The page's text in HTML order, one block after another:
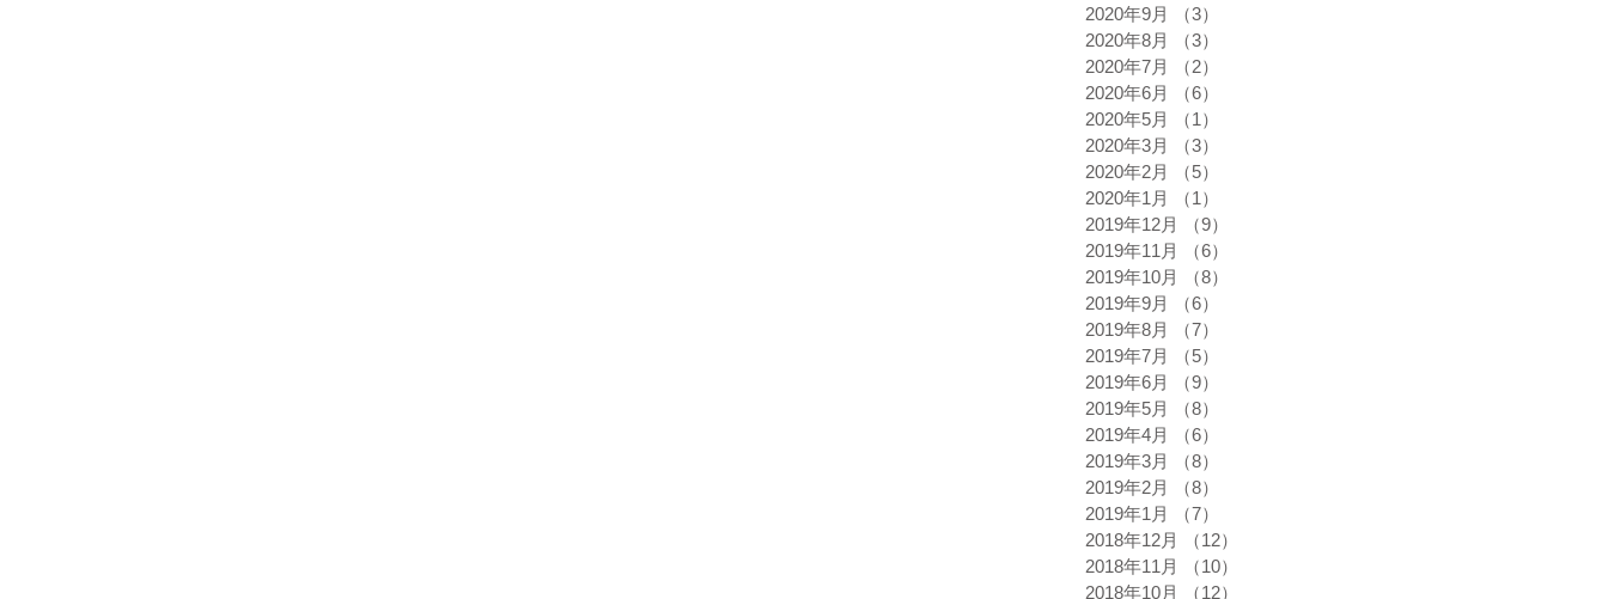
2020年9月
（3）
2020年8月
（3）
2020年7月
（2）
2020年6月
（6）
2020年5月
（1）
2020年3月
（3）
2020年2月
（5）
2020年1月
（1）
2019年12月
（9）
2019年11月
（6）
2019年10月
（8）
2019年9月
（6）
2019年8月
（7）
2019年7月
（5）
2019年6月
（9）
2019年5月
（8）
2019年4月
（6）
2019年3月
（8）
2019年2月
（8）
2019年1月
（7）
2018年12月
（12）
2018年11月
（10）
2018年10月
（12）